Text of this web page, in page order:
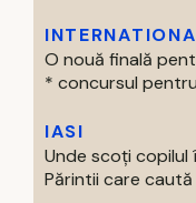
O nouă finală
* concursul
IASI
Unde scoți copilul
Părintii care